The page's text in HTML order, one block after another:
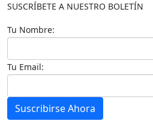
SUSCRÍBETE A NUESTRO BOLETÍN
Tu Nombre:
Tu Email:
Suscribirse Ahora